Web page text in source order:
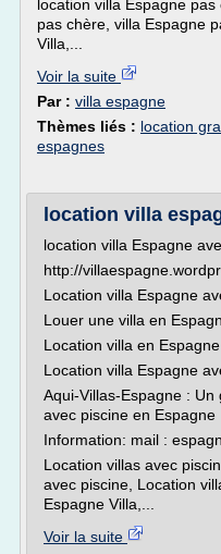
location villa Espagne
pas chère, villa Espagne
Villa,...
Voir la suite
Par : villa espagne
Thèmes liés : location
espagnes
location villa
location villa Espagne
http://
Location villa Espagne
Louer une villa en
Location villa en
Location villa Espagne
Aqui-Villas-Espagne :
avec piscine en Espagne
Information: mail :
Location villas avec
avec piscine, Location
Espagne Villa,...
Voir la suite